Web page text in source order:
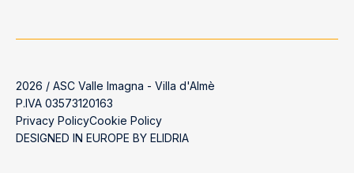
2026 / ASC Valle Imagna - Villa d'Almè
P.IVA 03573120163
Privacy PolicyCookie Policy
DESIGNED IN EUROPE BY ELIDRIA